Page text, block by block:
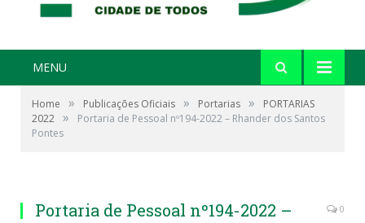
MENU
Home » Publicações Oficiais » Portarias »
PORTARIAS
2022 »
Portaria de Pessoal nº194-2022 – Rhander dos Santos
Pontes
Portaria de Pessoal nº194-2022 –
0